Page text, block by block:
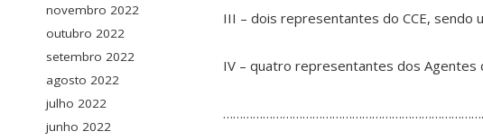
novembro 2022
outubro 2022
setembro 2022
agosto 2022
julho 2022
junho 2022
III – dois representantes do CCE, sendo
IV – quatro representantes dos Agentes